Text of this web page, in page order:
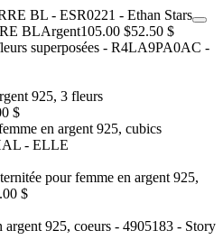
BLArgent105.00 $52.50 $
925, 3 fleurs
$
pour femme en argent 925,
$